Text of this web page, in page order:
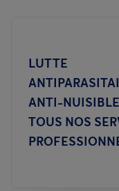
LUTTE
ANTI-
TOUS NOS